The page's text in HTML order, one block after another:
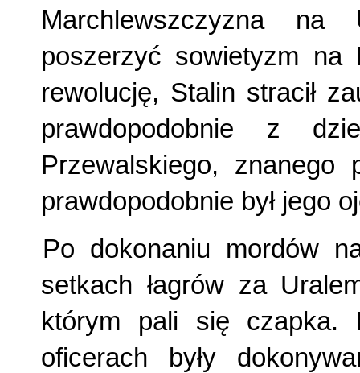
Marchlewszczyzna
poszerzyć sowietyzm
rewolucję, Stalin stracił
prawdopodobnie z
Przewalskiego,
prawdopodobnie był jego
Po dokonaniu mordów
setkach łagrów za
którym pali się czapka.
oficerach były